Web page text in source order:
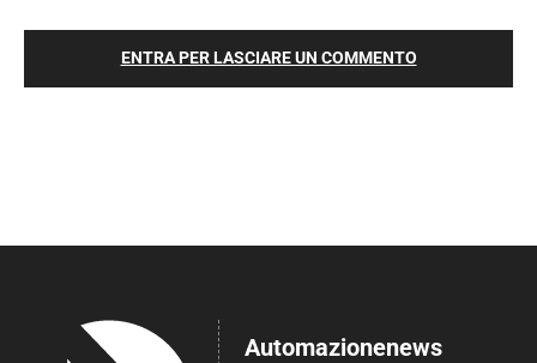
ENTRA PER LASCIARE UN COMMENTO
Automazionenews